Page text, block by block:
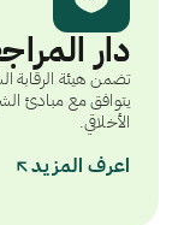
دار
تضمن هيئة الرقابة
يتوافق مع مبادئ
الأخلاقي.
اعرف المزيد